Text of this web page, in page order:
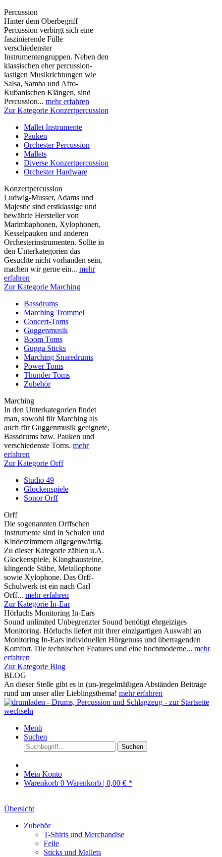
Percussion
Hinter dem Oberbegriff
Percussion verbirgt sich eine
faszinierende Fülle
verschiedenster
Instrumentengruppen. Neben den
klassischen eher percussion-
lastigen Musikrichtungen wie
Salsa, Samba und Afro-
Kubanischen Klängen, sind
Percussion... mehr erfahren
Zur Kategorie Konzertpercussion
Mallet Instrumente
Pauken
Orchester Percussion
Mallets
Diverse Konzertpercussion
Orchester Hardware
Konzertpercussion
Ludwig-Musser, Adams und
Majestic sind erstklassige und
bewährte Hersteller von
Marimbaphonen, Xylophonen,
Kesselpauken und anderen
Orchesterinstrumenten. Sollte in
den Unterkategorien das
Gesuchte nicht vorhanden sein,
machen wir gerne ein... mehr
erfahren
Zur Kategorie Marching
Bassdrums
Marching Trommel
Concert-Toms
Guggenmusik
Boom Toms
Gugga Sticks
Marching Snaredrums
Power Toms
Thunder Toms
Zubehör
Marching
In den Unterkategorien findet
man, sowohl für Marching als
auch für Guggenmusik geeignete,
Bassdrums bzw. Pauken und
verschiedenste Toms. mehr
erfahren
Zur Kategorie Orff
Studio 49
Glockenspiele
Sonor Orff
Orff
Die sogenannten Orffschen
Instrumente sind in Schulen und
Kinderzimmern allgegenwärtig.
Zu dieser Kategorie zählen u.A.
Glockenspiele, Klangbausteine,
klingende Stäbe, Metallophone
sowie Xylophone. Das Orff-
Schulwerk ist ein nach Carl
Orff... mehr erfahren
Zur Kategorie In-Ear
Hörluchs Monitoring In-Ears
Sound unlimited Unbegrenzter Sound benötigt ehrgeiziges
Monitoring. Hörluchs liefert mit ihrer einzigartigen Auswahl an
Monitoring In-Ears individuellen Hörgenuss und überragenden
Komfort. Die technischen Features und eine hochmoderne... mehr
erfahren
Zur Kategorie Blog
BLOG
An dieser Stelle gibt es in (un-)regelmäßigen Abständen Beiträge
rund um unser aller Lieblingsthema! mehr erfahren
Menü
Suchen
Suchen
Mein Konto
Warenkorb 0 Warenkorb | 0,00 € *
Übersicht
Zubehör
T-Shirts und Merchandise
Felle
Sticks und Mallets